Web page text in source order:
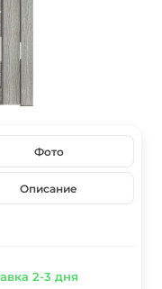
Фото
Описание
2-3 дня